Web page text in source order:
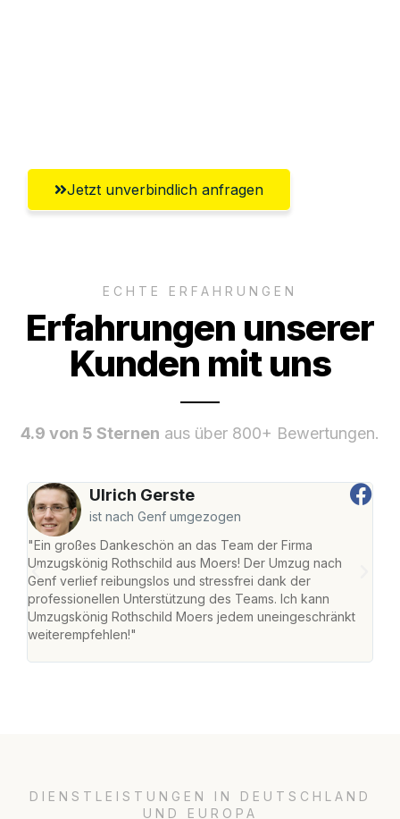
Jetzt unverbindlich anfragen
ECHTE ERFAHRUNGEN
Erfahrungen unserer
Kunden mit uns
4.9 von 5 Sternen aus über 800+ Bewertungen.
Ulrich Gerste
ist nach Genf umgezogen
"Ein großes Dankeschön an das Team der Firma
Umzugskönig Rothschild aus Moers! Der Umzug nach
Genf verlief reibungslos und stressfrei dank der
professionellen Unterstützung des Teams. Ich kann
Umzugskönig Rothschild Moers jedem uneingeschränkt
weiterempfehlen!"
DIENSTLEISTUNGEN IN DEUTSCHLAND
UND EUROPA